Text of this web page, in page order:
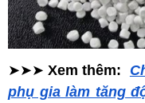
➤➤➤Xem thêm:
phụ gia làm tăng